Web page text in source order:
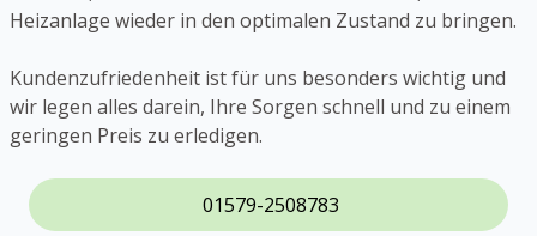
Heizanlage wieder in den optimalen Zustand zu bringen.
Kundenzufriedenheit ist für uns besonders wichtig und
wir legen alles darein, Ihre Sorgen schnell und zu einem
geringen Preis zu erledigen.
01579-2508783